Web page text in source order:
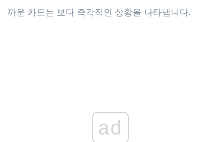
까운 카드는 보다 즉각적인 상황을 나타냅니다.
ad